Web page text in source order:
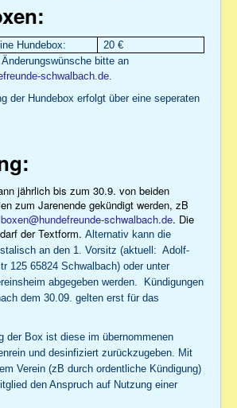
Hundebox:
20 €
bitte an
schwalbach.de.
der Hundebox erfolgt über eine seperaten
jährlich bis zum 30.9. von beiden
zum Jarenende gekündigt werden, zB
boxen@hundefreunde-schwalbach.de. Die
der Textform. Alternativ kann die
an den 1. Vorsitz (aktuell: Adolf-
125 65824 Schwalbach) oder unter
abgegeben werden. Kündigungen
dem 30.09. gelten erst für das
der Box ist diese im übernommenen
und desinfiziert zurückzugeben. Mit
Verein (zB durch ordentliche Kündigung)
den Anspruch auf Nutzung einer